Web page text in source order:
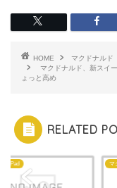
HOME
マクドナルド
マクドナルド、新スイ
ょっと高め
RELATED
・iPad マ